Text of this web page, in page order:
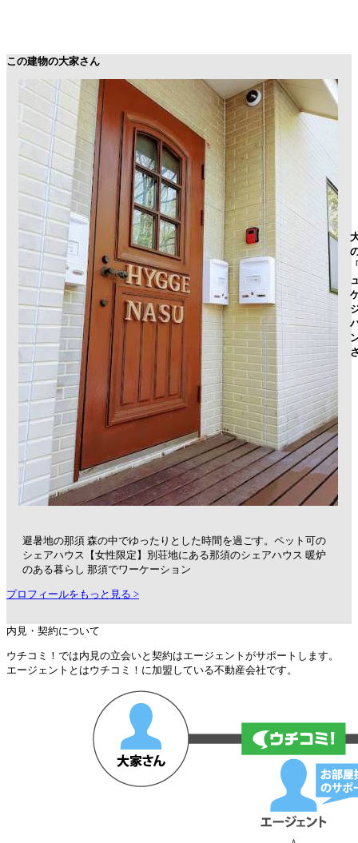
この建物の大家さん
避暑地の那須 森の中でゆったりとした時間を過ごす。ペット可の
シェアハウス【女性限定】別荘地にある那須のシェアハウス 暖炉
のある暮らし ​那須でワーケーション
プロフィールをもっと見る >
内見・契約について
ウチコミ！では内見の立会いと契約はエージェントがサポートします。
エージェントとはウチコミ！に加盟している不動産会社です。